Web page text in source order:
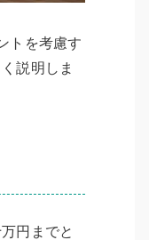
トを考慮す
説明しま
円までと